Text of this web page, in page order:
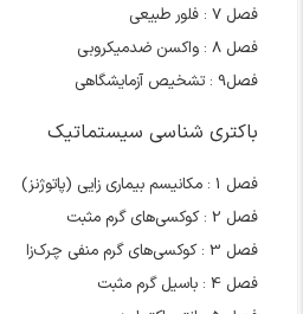
فصل 7 : فلور طبیعی
فصل 8 : واکسن ضدمیکروبی
فصل9 : تشخیص آزمایشگاهی
باکتری شناسی سیستماتیک
فصل 1 : مکانیسم بیماری‌ زایی (پاتوژنز)
فصل 2 : کوکسی‌های گرم مثبت
فصل 3 : کوکسی‌های گرم منفی چرک‌‌زا
فصل 4 : باسیل گرم مثبت